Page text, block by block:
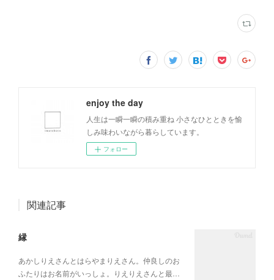
enjoy the day
人生は一瞬一瞬の積み重ね 小さなひとときを愉
しみ味わいながら暮らしています。
フォロー
関連記事
縁
あかしりえさんとはらやまりえさん。仲良しのお
ふたりはお名前がいっしょ。りえりえさんと最…